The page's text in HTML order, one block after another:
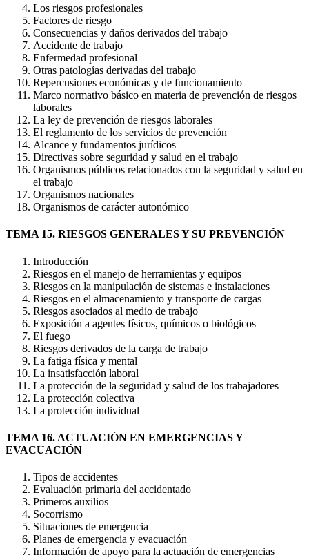
Los riesgos profesionales
Factores de riesgo
Consecuencias y daños derivados del trabajo
Accidente de trabajo
Enfermedad profesional
Otras patologías derivadas del trabajo
Repercusiones económicas y de funcionamiento
Marco normativo básico en materia de prevención de riesgos
laborales
La ley de prevención de riesgos laborales
El reglamento de los servicios de prevención
Alcance y fundamentos jurídicos
Directivas sobre seguridad y salud en el trabajo
Organismos públicos relacionados con la seguridad y salud en
el trabajo
Organismos nacionales
Organismos de carácter autonómico
TEMA 15. RIESGOS GENERALES Y SU PREVENCIÓN
Introducción
Riesgos en el manejo de herramientas y equipos
Riesgos en la manipulación de sistemas e instalaciones
Riesgos en el almacenamiento y transporte de cargas
Riesgos asociados al medio de trabajo
Exposición a agentes físicos, químicos o biológicos
El fuego
Riesgos derivados de la carga de trabajo
La fatiga física y mental
La insatisfacción laboral
La protección de la seguridad y salud de los trabajadores
La protección colectiva
La protección individual
TEMA 16. ACTUACIÓN EN EMERGENCIAS Y
EVACUACIÓN
Tipos de accidentes
Evaluación primaria del accidentado
Primeros auxilios
Socorrismo
Situaciones de emergencia
Planes de emergencia y evacuación
Información de apoyo para la actuación de emergencias